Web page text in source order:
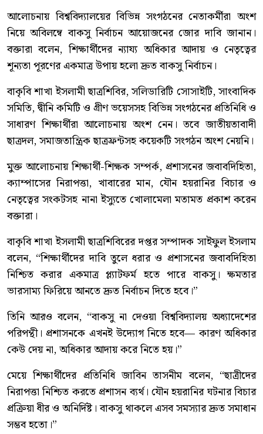
আলোচনায় বিশ্ববিদ্যালয়ের বিভিন্ন সংগঠনের নেতাকর্মীরা অংশ
নিয়ে অবিলম্বে বাকসু নির্বাচন আয়োজনের জোর দাবি জানান।
বক্তারা বলেন, শিক্ষার্থীদের ন্যায্য অধিকার আদায় ও নেতৃত্বের
শূন্যতা পূরণের একমাত্র উপায় হলো দ্রুত বাকসু নির্বাচন।
বাকৃবি শাখা ইসলামী ছাত্রশিবির, সলিডারিটি সোসাইটি, সাংবাদিক
সমিতি, দ্বীনি কমিটি ও গ্রীণ ভয়েসসহ বিভিন্ন সংগঠনের প্রতিনিধি ও
সাধারণ শিক্ষার্থীরা আলোচনায় অংশ নেন। তবে জাতীয়তাবাদী
ছাত্রদল, সমাজতান্ত্রিক ছাত্রফ্রন্টসহ কয়েকটি সংগঠন অংশ নেয়নি।
মুক্ত আলোচনায় শিক্ষার্থী-শিক্ষক সম্পর্ক, প্রশাসনের জবাবদিহিতা,
ক্যাম্পাসের নিরাপত্তা, খাবারের মান, যৌন হয়রানির বিচার ও
নেতৃত্বের সংকটসহ নানা ইস্যুতে খোলামেলা মতামত প্রকাশ করেন
বক্তারা।
বাকৃবি শাখা ইসলামী ছাত্রশিবিরের দপ্তর সম্পাদক সাইফুল ইসলাম
বলেন, “শিক্ষার্থীদের দাবি তুলে ধরার ও প্রশাসনের জবাবদিহিতা
নিশ্চিত করার একমাত্র প্ল্যাটফর্ম হতে পারে বাকসু। ক্ষমতার
ভারসাম্য ফিরিয়ে আনতে দ্রুত নির্বাচন দিতে হবে।”
তিনি আরও বলেন, “বাকসু না দেওয়া বিশ্ববিদ্যালয় অধ্যাদেশের
পরিপন্থী। প্রশাসনকে এখনই উদ্যোগ নিতে হবে— কারণ অধিকার
কেউ দেয় না, অধিকার আদায় করে নিতে হয়।”
মেয়ে শিক্ষার্থীদের প্রতিনিধি জাবিন তাসনীম বলেন, “ছাত্রীদের
নিরাপত্তা নিশ্চিত করতে প্রশাসন ব্যর্থ। যৌন হয়রানির ঘটনার বিচার
প্রক্রিয়া ধীর ও অনির্দিষ্ট। বাকসু থাকলে এসব সমস্যার দ্রুত সমাধান
সম্ভব হতো।”